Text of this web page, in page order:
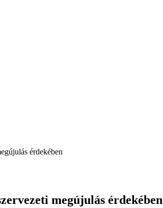
érdekében
megújulás érdekében